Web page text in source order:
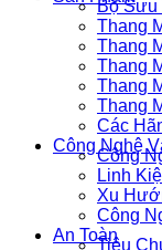
Bộ Sưu
Thang
Thang
Thang
Thang
Thang
Các
Công Nghệ
Công
Linh
Xu
Công
An Toàn
Tiêu